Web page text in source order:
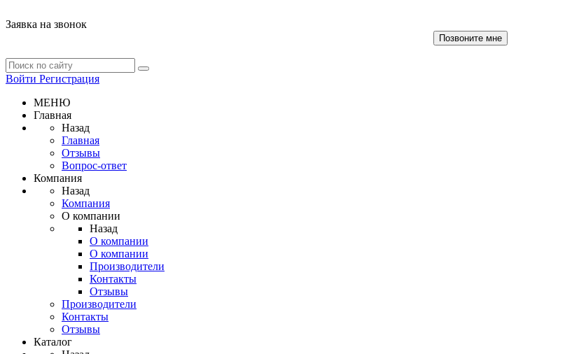
Заявка на звонок
Позвоните мне
Войти Регистрация
МЕНЮ
Главная
Назад
Главная
Отзывы
Вопрос-ответ
Компания
Назад
Компания
О компании
Назад
О компании
О компании
Производители
Контакты
Отзывы
Производители
Контакты
Отзывы
Каталог